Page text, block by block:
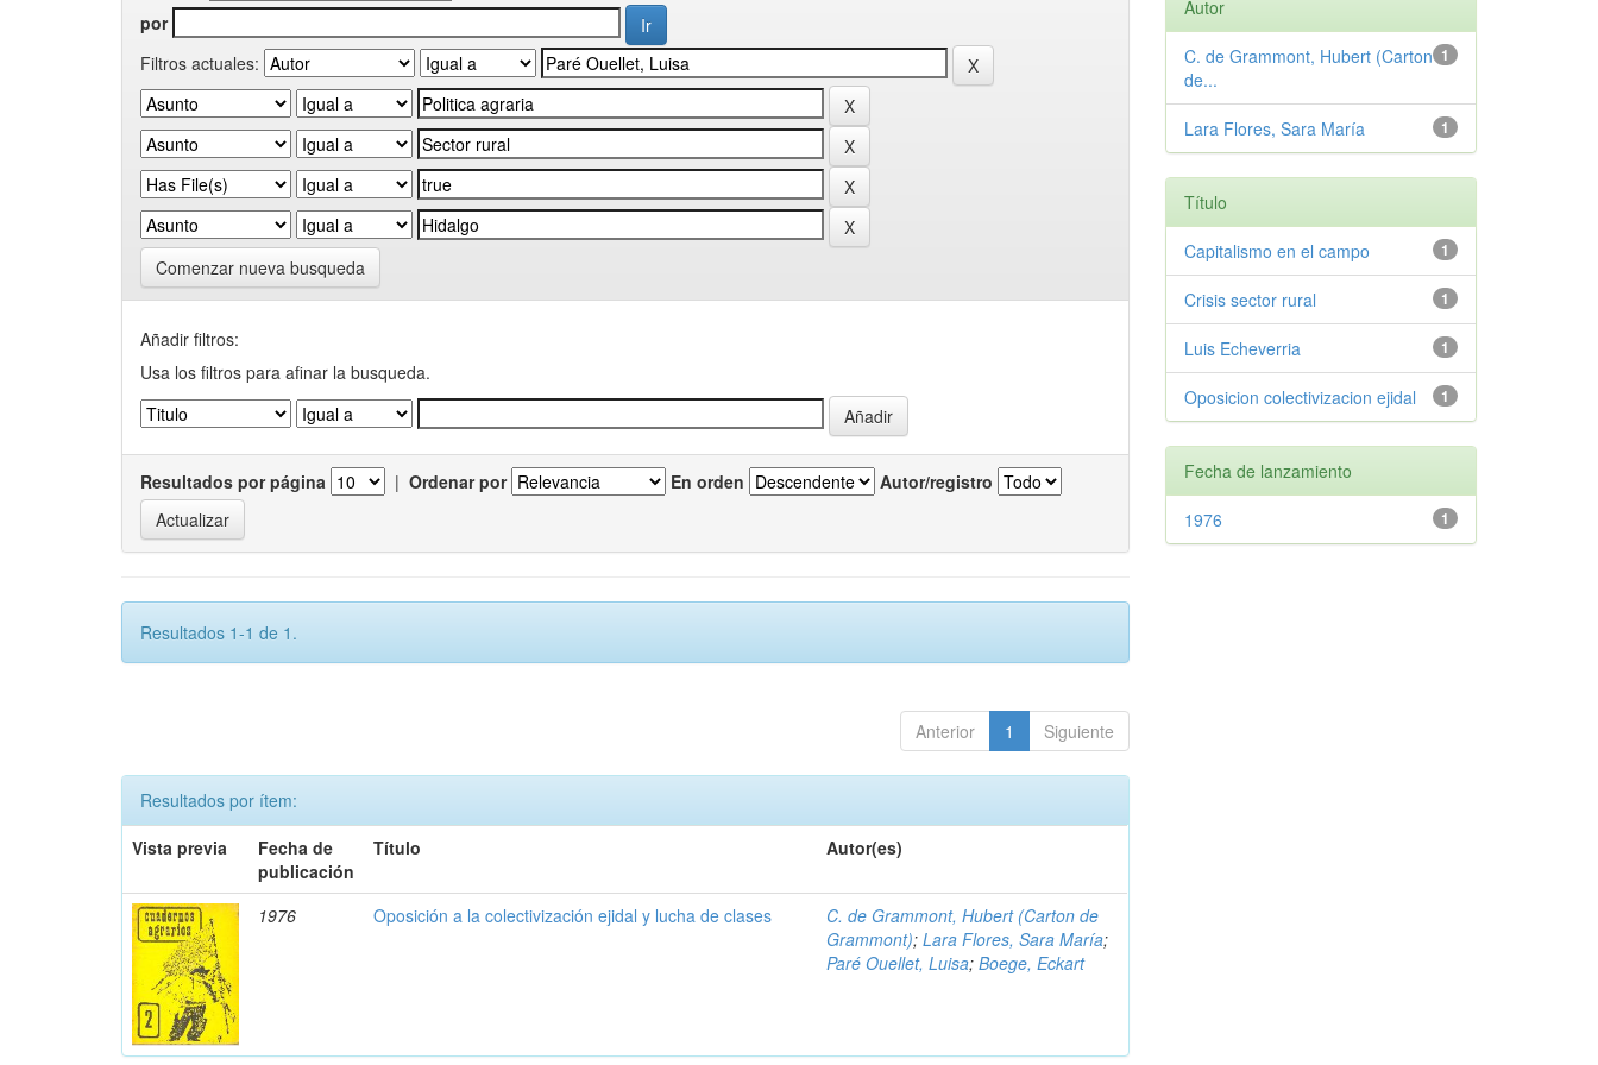
por
Filtros actuales:
Comenzar nueva busqueda
Añadir filtros:
Usa los filtros para afinar la busqueda.
Resultados por página | Ordenar por En orden Autor/registro
Resultados 1-1 de 1.
Anterior 1 Siguiente
Resultados por ítem:
Vista previa
Fecha de
publicación
Título Autor(es)
1976 Oposición a la colectivización ejidal y lucha de clases
C. de Grammont, Hubert (Carton de
Grammont);Lara Flores, Sara María;
Paré Ouellet, Luisa;Boege, Eckart
Autor
1
C. de Grammont, Hubert (Carton
de...
1
Lara Flores, Sara María
Título
1
Capitalismo en el campo
1
Crisis sector rural
1
Luis Echeverria
1
Oposicion colectivizacion ejidal
Fecha de lanzamiento
1
1976